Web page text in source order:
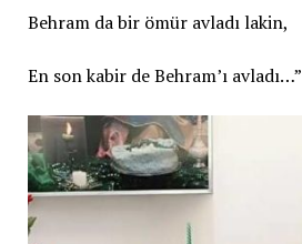
Behram da bir ömür avladı lakin,
En son kabir de Behram’ı avladı…”